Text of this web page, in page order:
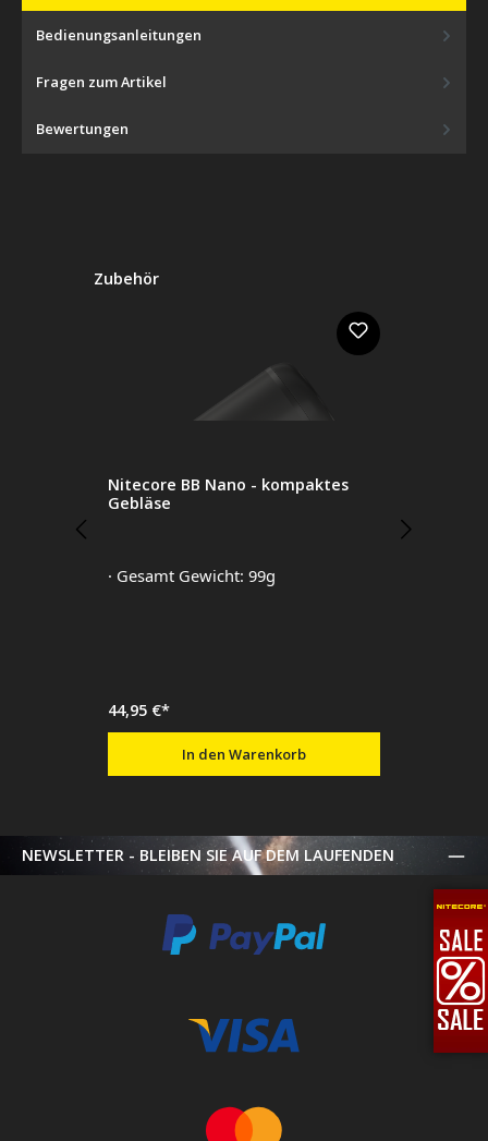
Bedienungsanleitungen
Fragen zum Artikel
Bewertungen
Produktgalerie überspringen
Zubehör
Nitecore BB Nano - kompaktes
Gebläse
· Gesamt Gewicht: 99g
44,95 €*
In den Warenkorb
NEWSLETTER - BLEIBEN SIE AUF DEM LAUFENDEN